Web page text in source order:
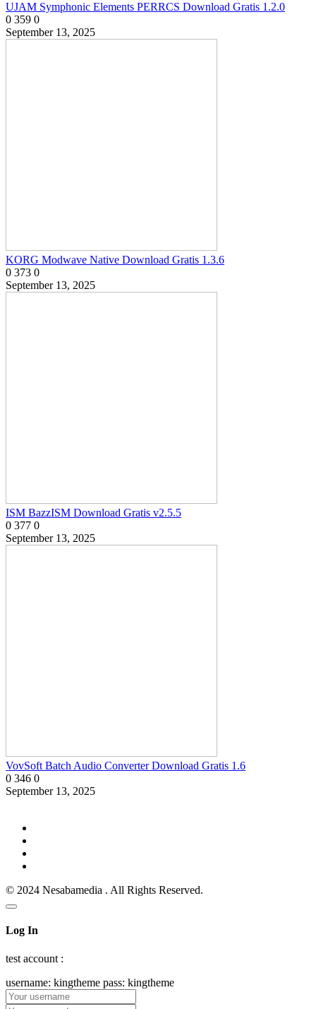
UJAM Symphonic Elements PERRCS Download Gratis 1.2.0
0 359 0
September 13, 2025
KORG Modwave Native Download Gratis 1.3.6
0 373 0
September 13, 2025
ISM BazzISM Download Gratis v2.5.5
0 377 0
September 13, 2025
VovSoft Batch Audio Converter Download Gratis 1.6
0 346 0
September 13, 2025
© 2024 Nesabamedia . All Rights Reserved.
Log In
test account :
username: kingtheme pass: kingtheme